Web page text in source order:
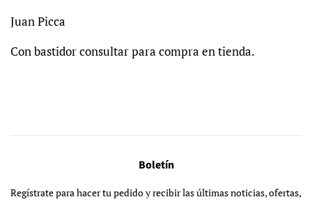
Juan Picca
Con bastidor consultar para compra en tienda.
Boletín
Regístrate para hacer tu pedido y recibir las últimas noticias, ofertas,